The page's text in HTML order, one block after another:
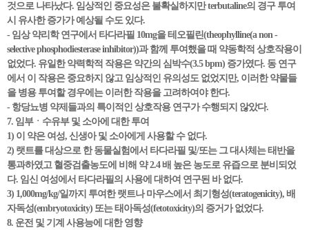
것으로 나타났다. 임상적인 중요성은 불확실하지만 terbutaline의 경구 투여
시 유사한 증가가 예상될 수도 있다.
- 임상 약리학 연구에서 타다라필 10mg을 테오필린(theophylline(a non -
selective phosphodiesterase inhibitor))과 함께 투여했을 때 약동학적 상호작용이
없었다. 유일한 약력학적 작용은 약간의 심박수(3.5 bpm) 증가였다. 동 연구
에서 이 작용은 중요하지 않고 임상적인 유의성도 없었지만, 이러한 약물들
을 병용 투여할 경우에는 이러한 작용을 고려하여야 한다.
- 항당뇨병 약제들과의 특이적인 상호작용 연구가 수행되지 않았다.
7. 임부ㆍ수유부 및 소아에 대한 투여
1) 이 약은 여성, 신생아 및 소아에게 사용할 수 없다.
2) 랫트를 대상으로 한 동물실험에서 타다라필 및/또는 그 대사체는 태반을
통과하였고 혈중검출농도에 비해 약 2.4 배 높은 농도로 유즙으로 분비되었
다. 임신 여성에서 타다라필의 사용에 대하여 연구된 바 없다.
3) 1,000mg/kg/일까지 투여한 랫트나 마우스에서 최기형성(teratogenicity), 배
자독성(embryotoxicity) 또는 태아독성(fetotoxicity)의 증거가 없었다.
8. 운전 및 기계 사용능에 대한 영향